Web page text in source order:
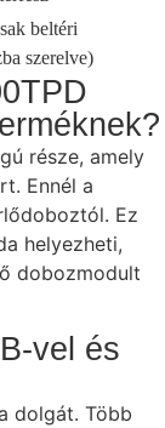
beltéri
szerelve)
része, amely
Ennél a
Ez
helyezheti,
dobozmodult
vel és
dolgát. Több